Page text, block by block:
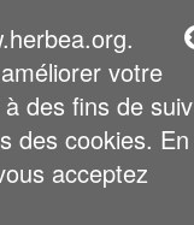
votre
des fins de
des cookies. En
acceptez